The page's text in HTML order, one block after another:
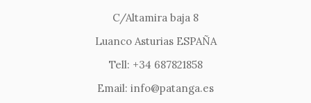
C/Altamira baja 8
Luanco Asturias ESPAÑA
Tell: +34 687821858
Email: info@patanga.es